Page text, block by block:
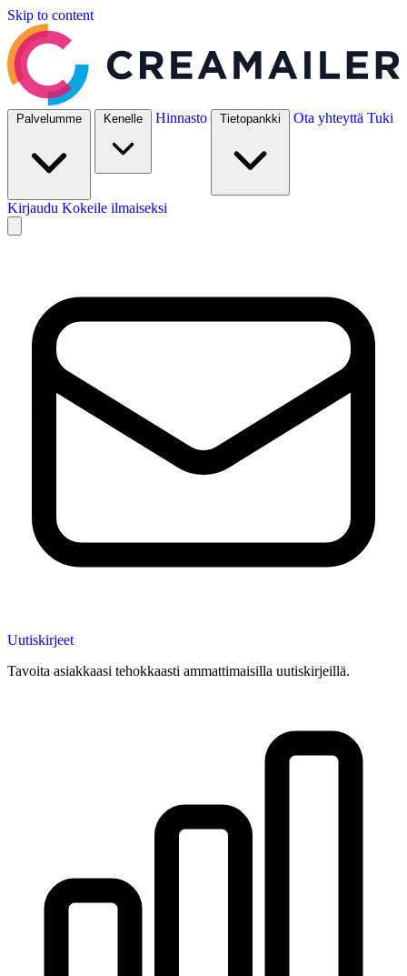
Skip to content
Palvelumme Kenelle Hinnasto Tietopankki Ota yhteyttä Tuki
Kirjaudu Kokeile ilmaiseksi
Uutiskirjeet
Tavoita asiakkaasi tehokkaasti ammattimaisilla uutiskirjeillä.